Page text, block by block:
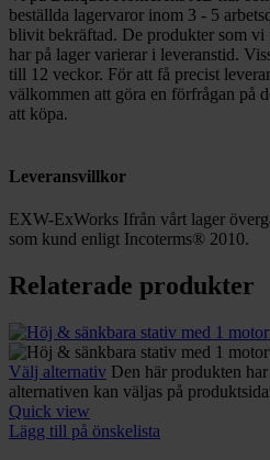
beställda lagervaror inom 3 - 5
blivit bekräftad. De produkter som
har på lager varierar i leveranstid.
till 12 veckor. För att få precist
välkommen att göra en förfrågan på
att köpa.
Leveransvillkor
EXW-ExWorks Ifrån vårt lager
som kund enligt Incoterms® 2010.
Relaterade produkter
Välj alternativ Den här produkten
alternativen kan väljas på
Quick view
Lägg till på önskelista